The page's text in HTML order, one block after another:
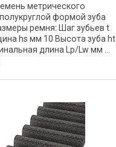
метрического
формой зуба
ремня: Шаг зубьев t
hs мм 10 Высота зуба ht
длина Lp/Lw мм ...
зубьев ... Минимальный
dw мм 124,78
...